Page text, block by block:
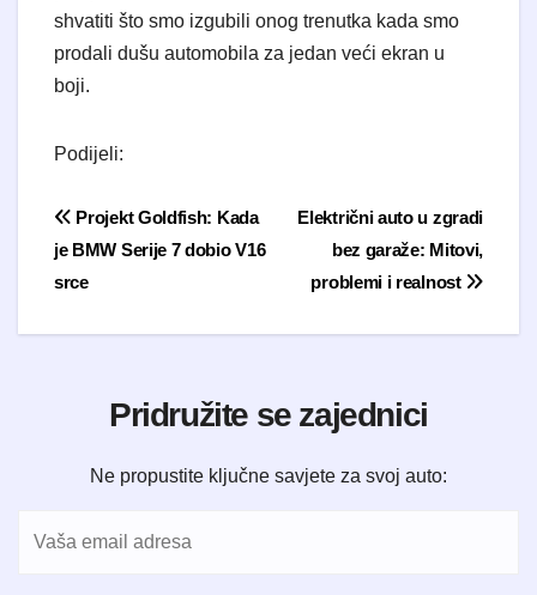
shvatiti što smo izgubili onog trenutka kada smo
prodali dušu automobila za jedan veći ekran u
boji.
Podijeli:
Navigacija objavaElektrični auto u zgradi
bez garaže: Mitovi,
problemi i realnost
Projekt Goldfish: Kada
je BMW Serije 7 dobio V16
srce
Pridružite se zajednici
Ne propustite ključne savjete za svoj auto: